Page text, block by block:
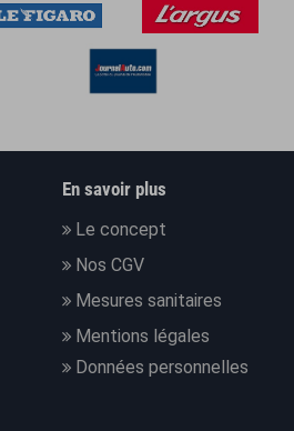
En savoir plus
Le concept
Nos CGV
Mesures sanitaires
Mentions légales
Données personnelles